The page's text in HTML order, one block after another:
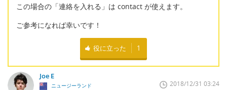
この場合の「連絡を入れる」は contact が使えます。
ご参考になれば幸いです！
役に立った 1
Joe E
ニュージーランド 2018/12/31 03:24